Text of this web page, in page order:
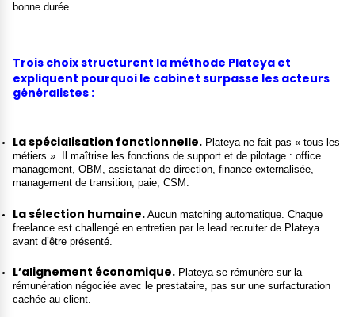
bonne durée.
Trois choix structurent la méthode Plateya et
expliquent pourquoi le cabinet surpasse les acteurs
généralistes :
La spécialisation fonctionnelle. Plateya ne fait pas « tous les
métiers ». Il maîtrise les fonctions de support et de pilotage : office
management, OBM, assistanat de direction, finance externalisée,
management de transition, paie, CSM.
La sélection humaine. Aucun matching automatique. Chaque
freelance est challengé en entretien par le lead recruiter de Plateya
avant d’être présenté.
L’alignement économique. Plateya se rémunère sur la
rémunération négociée avec le prestataire, pas sur une surfacturation
cachée au client.